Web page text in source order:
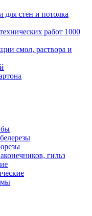
стен и потолка
работ 1000
смол, раствора и
гильз